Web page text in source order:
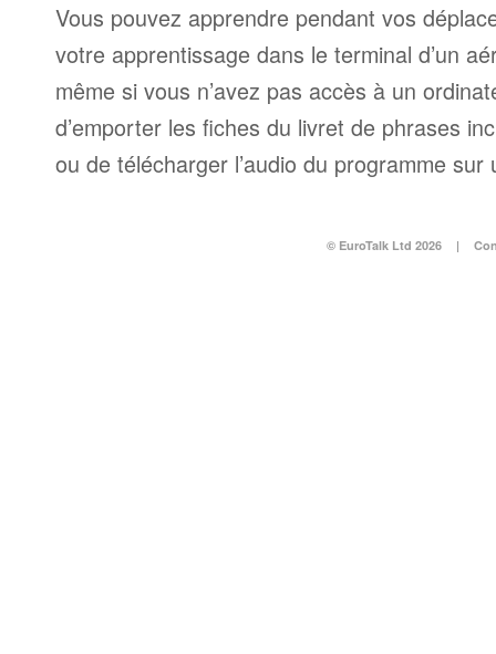
Vous pouvez apprendre pendant vos
votre apprentissage dans le terminal d’un
même si vous n’avez pas accès à un
d’emporter les fiches du livret de phrases
ou de télécharger l’audio du programme sur
© EuroTalk Ltd 2026 |